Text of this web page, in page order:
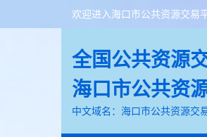
欢迎进入海口市公共资源交易
全国公共资源
海口市公共资
中文域名：海口市公共资源交